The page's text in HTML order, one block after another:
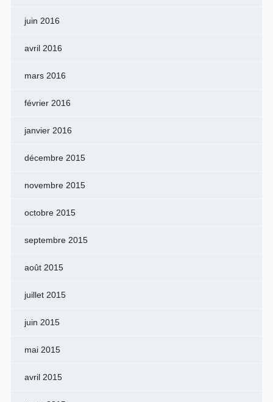
juin 2016
avril 2016
mars 2016
février 2016
janvier 2016
décembre 2015
novembre 2015
octobre 2015
septembre 2015
août 2015
juillet 2015
juin 2015
mai 2015
avril 2015